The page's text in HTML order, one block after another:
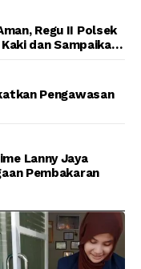
Regu II Polsek
dan Sampaikan
Pengawasan
Lanny Jaya
Pembakaran